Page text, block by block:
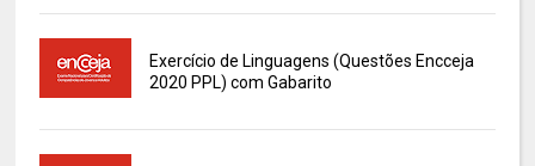
Exercício de Linguagens (Questões Encceja
2020 PPL) com Gabarito